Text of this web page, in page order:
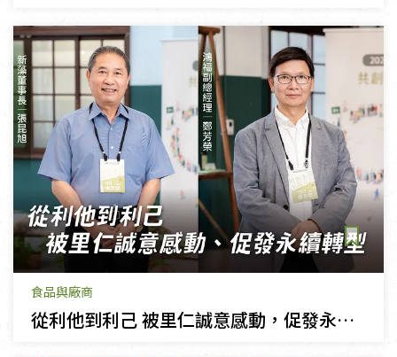
食品與廠商
從利他到利己 被里仁誠意感動，促發永續轉型